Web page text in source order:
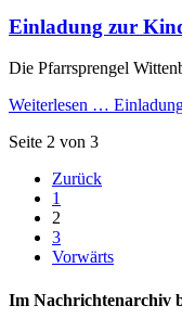
Einladung zur
Die Pfarrsprengel
Weiterlesen …
Seite 2 von 3
Zurück
1
2
3
Vorwärts
Im Nachrichtenarchiv